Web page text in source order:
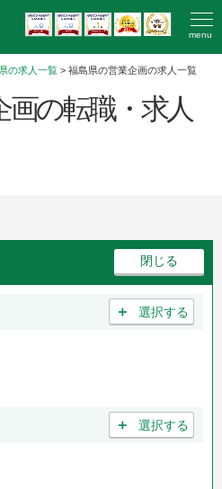
menu
の求人一覧 > 福島県の営業企画の求人一覧
の転職・求人
＋ 選択する
＋ 選択する